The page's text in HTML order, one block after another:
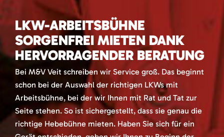
LKW-ARBEITSBÜHNE
SORGENFREI MIETEN DANK
HERVORRAGENDER BERATUNG
Bei M&V Veit schreiben wir Service groß. Das beginnt
schon bei der Auswahl der richtigen LKWs mit
Arbeitsbühne, bei der wir Ihnen mit Rat und Tat zur
Seite stehen. So ist sichergestellt, dass sie genau die
richtige Hebebühne mieten. Haben Sie sich für ein